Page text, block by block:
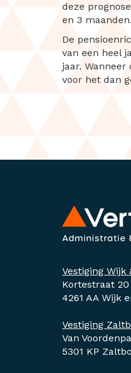
deze
en 3 maanden.
De
van een heel
jaar.
voor het dan
Vestiging Wijk
Kortestraat 20
4261 AA Wijk
Vestiging
Van
5301 KP